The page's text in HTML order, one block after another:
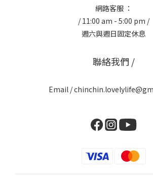
網路客服 ：
/ 11:00 am - 5:00 pm /
週六與週日固定休息
聯絡我們 /
Email /